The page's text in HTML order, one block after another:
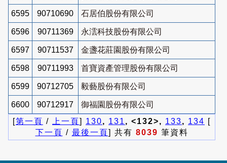
6595 90710690 石居伯股份有限公司
6596 90711369 永澐科技股份有限公司
6597 90711537 金盞花莊園股份有限公司
6598 90711993 首寶資產管理股份有限公司
6599 90712705 毅藝股份有限公司
6600 90712917
御福園股份有限公司
[第一頁 / 上一頁] 130, 131 , <132>, 133, 134 [
下一頁 / 最後一頁] 共有 8039 筆資料